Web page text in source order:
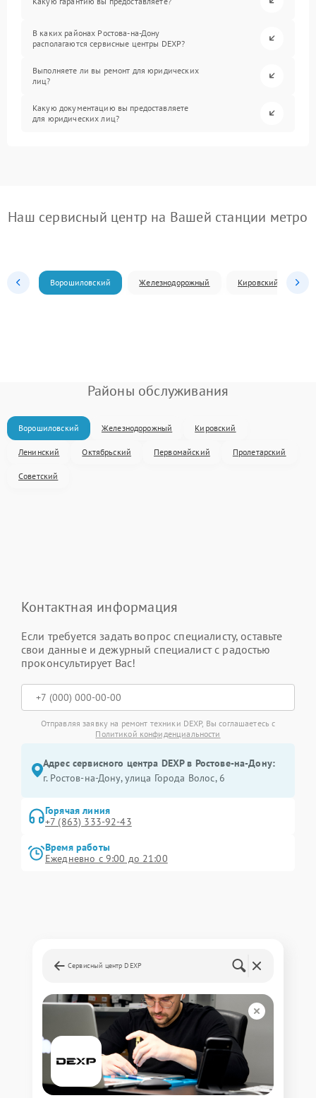
В каких районах Ростова-на-Дону
располагаются сервисные центры DEXP?
Выполняете ли вы ремонт для юридических
лиц?
Какую документацию вы предоставляете
для юридических лиц?
Наш сервисный центр на Вашей станции метро
Ворошиловский Железнодорожный Кировский
Районы обслуживания
Ворошиловский Железнодорожный Кировский
Ленинский Октябрьский Первомайский Пролетарский
Советский
Контактная информация
Если требуется задать вопрос специалисту, оставьте
свои данные и дежурный специалист с радостью
проконсультирует Вас!
Отправляя заявку на ремонт техники DEXP, Вы соглашаетесь с
Политикой конфиденциальности
Адрес сервисного центра DEXP в Ростове-на-Дону:
г. Ростов-на-Дону, улица Города Волос, 6
Горячая линия
+7 (863) 333-92-43
Время работы
Ежедневно с 9:00 до 21:00
Сервисный центр DEXP